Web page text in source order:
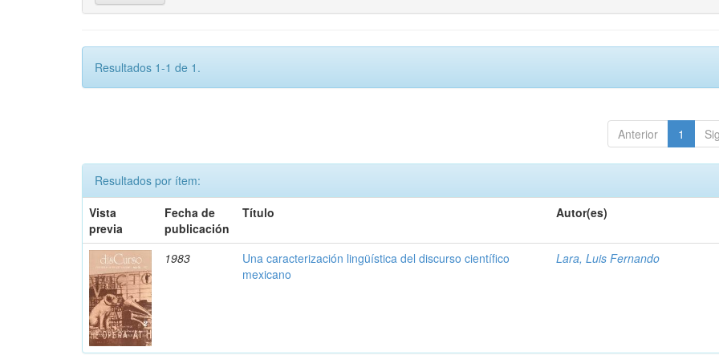
Resultados 1-1 de 1.
Anterior 1
Resultados por ítem:
Vista
previa
Fecha de
publicación
Título Autor(es)
1983
Una caracterización lingüística del discurso científico
mexicano
Lara, Luis Fernando